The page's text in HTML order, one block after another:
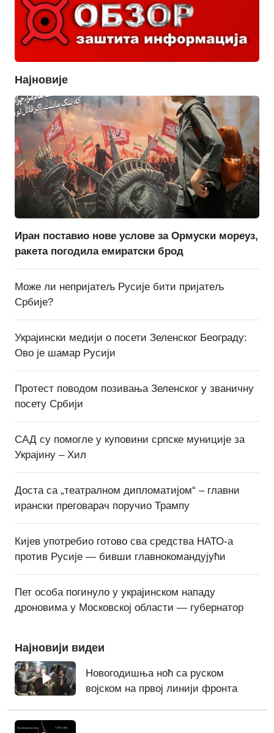
Најновије
Иран поставио нове услове за Ормуски мореуз,
ракета погодила емиратски брод
Може ли непријатељ Русије бити пријатељ
Србије?
Украјински медији о посети Зеленског Београду:
Ово је шамар Русији
Протест поводом позивања Зеленског у званичну
посету Србији
САД су помогле у куповини српске муниције за
Украјину – Хил
Доста са „театралном дипломатијом“ – главни
ирански преговарач поручио Трампу
Кијев употребио готово сва средства НАТО-а
против Русије — бивши главнокомандујући
Пет особа погинуло у украјинском нападу
дроновима у Московској области — губернатор
Најновији видеи
Новогодишња ноћ са руском
војском на првој линији фронта